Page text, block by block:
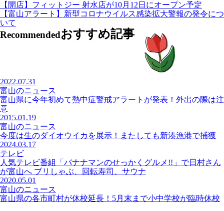
【開店】フィットジー 射水店が10月12日にオープン予定
【富山アラート】新型コロナウイルス感染拡大警報の発令につ
いて
Recommendedおすすめ記事
2022.07.31
富山のニュース
富山県に今年初めて熱中症警戒アラートが発表！外出の際は注
意
2015.01.19
富山のニュース
今度は生のダイオウイカを展示！またしても新湊漁港で捕獲
2024.03.17
テレビ
人気テレビ番組「バナナマンのせっかくグルメ!!」で日村さん
が富山へ ブリしゃぶ、回転寿司、サウナ
2020.05.01
富山のニュース
富山県の各市町村が休校延長！5月末まで小中学校が臨時休校